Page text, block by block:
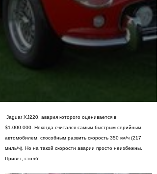
Jaguar XJ220, авария которого оценивается в
$1.000.000. Некогда считался самым быстрым серийным
автомобилем, способным развить скорость 350 км/ч (217
миль/ч). Но на такой скорости аварии просто неизбежны.
Привет, столб!